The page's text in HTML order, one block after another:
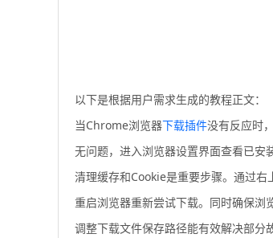
以下是根据用户需求生成的教程正文：
当Chrome浏览器下载插件没有反应时
无问题，进入浏览器设置界面查看已安
清理缓存和Cookie是重要步骤。通过右
重启浏览器重新尝试下载。同时确保浏
调整下载文件保存路径能有效解决部分